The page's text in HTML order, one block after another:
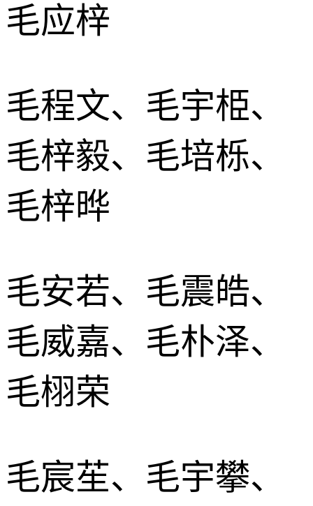
毛应梓
毛程文、毛宇栕、
毛梓毅、毛培栎、
毛梓晔
毛安若、毛震皓、
毛威嘉、毛朴泽、
毛栩荣
毛宸苼、毛宇攀、